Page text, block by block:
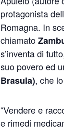
protagonista
Romagna. In
chiamato
s’inventa di
suo povero ed
Brasula), che
“Vendere e
e rimedi